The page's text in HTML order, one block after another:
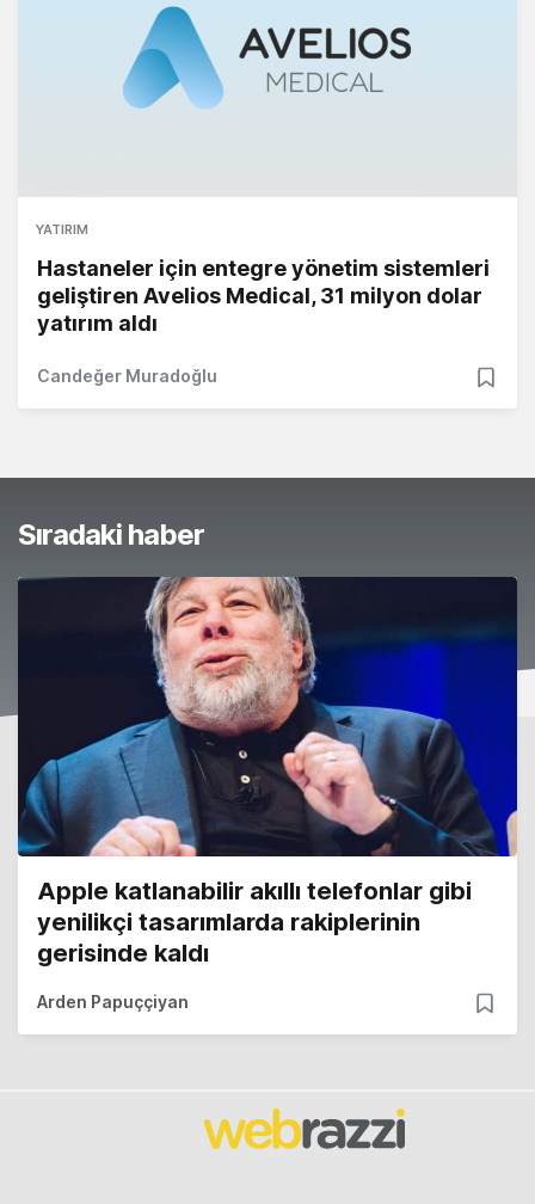
YATIRIM
Hastaneler için entegre yönetim sistemleri
geliştiren Avelios Medical, 31 milyon dolar
yatırım aldı
Candeğer Muradoğlu
Sıradaki haber
Apple katlanabilir akıllı telefonlar gibi
yenilikçi tasarımlarda rakiplerinin
gerisinde kaldı
Arden Papuççiyan